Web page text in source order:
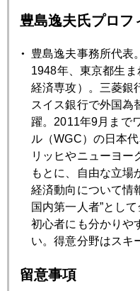
金とビットコイン
2021年05月28日
中国資産バブルか失業
2021年05月27日
五輪安全性に疑義、波
2021年05月26日
金１９００ドル再突破
豊島逸夫氏プロフ
豊島逸夫事務所代表。
1948年、東京都生
経済専攻）。三菱銀
スイス銀行で外国為
躍。2011年9月まで
ル（WGC）の日本
リッヒやニューヨー
もとに、自由な立場
経済動向について情
国内第一人者”とし
初心者にも分かりや
い。得意分野はスキ
留意事項